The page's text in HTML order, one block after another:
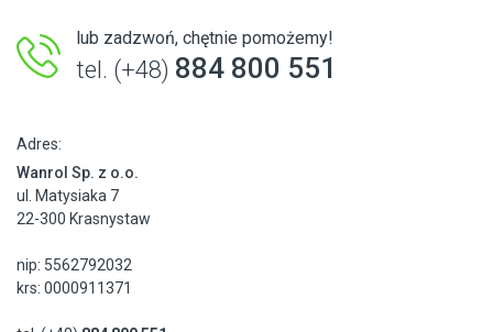
lub zadzwoń, chętnie pomożemy!
tel. (+48) 884 800 551
Adres:
Wanrol Sp. z o.o.
ul. Matysiaka 7
22-300 Krasnystaw
nip: 5562792032
krs: 0000911371